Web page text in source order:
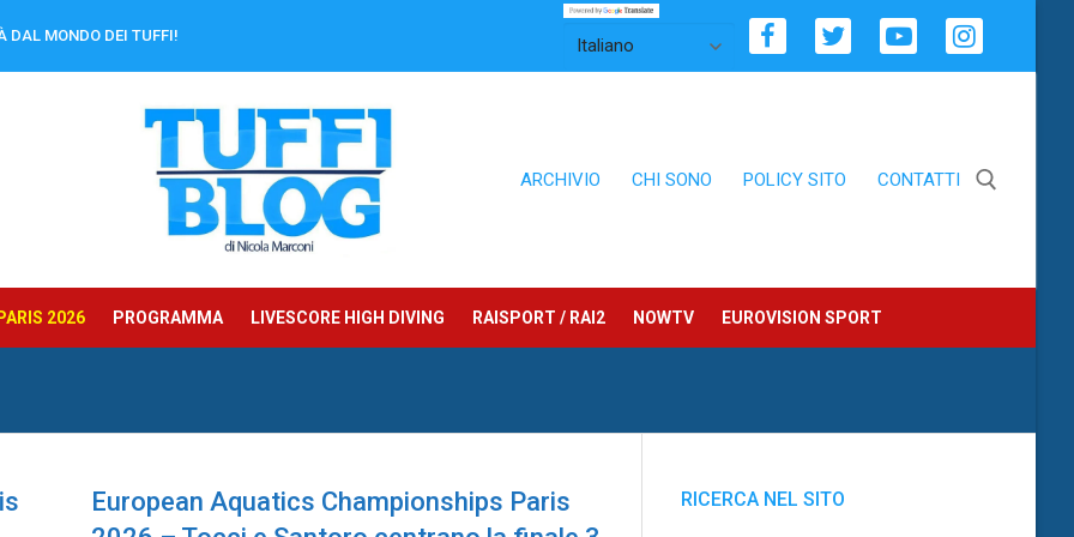
DAL MONDO DEI TUFFI!
ARCHIVIO CHI SONO POLICY SITO CONTATTI
2026 PROGRAMMA LIVESCORE HIGH DIVING RAISPORT / RAI2 NOWTV EUROVISION SPORT
European Aquatics Championships Paris
RICERCA NEL SITO